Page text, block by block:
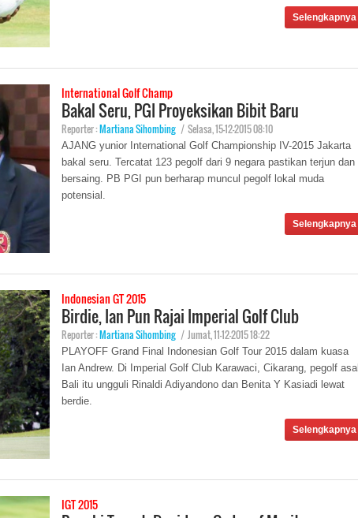
Selengkapnya
International Golf Champ
Bakal Seru, PGI Proyeksikan Bibit Baru
Reporter :Martiana Sihombing | Selasa, 15-12-2015 08:10
AJANG yunior International Golf Championship IV-2015 Jakarta
bakal seru. Tercatat 123 pegolf dari 9 negara pastikan terjun dan
bersaing. PB PGI pun berharap muncul pegolf lokal muda
potensial.
Selengkapnya
Indonesian GT 2015
Birdie, Ian Pun Rajai Imperial Golf Club
Reporter :Martiana Sihombing | Jumat, 11-12-2015 18:22
PLAYOFF Grand Final Indonesian Golf Tour 2015 dalam kuasa
Ian Andrew. Di Imperial Golf Club Karawaci, Cikarang, pegolf asal
Bali itu ungguli Rinaldi Adiyandono dan Benita Y Kasiadi lewat
berdie.
Selengkapnya
IGT 2015